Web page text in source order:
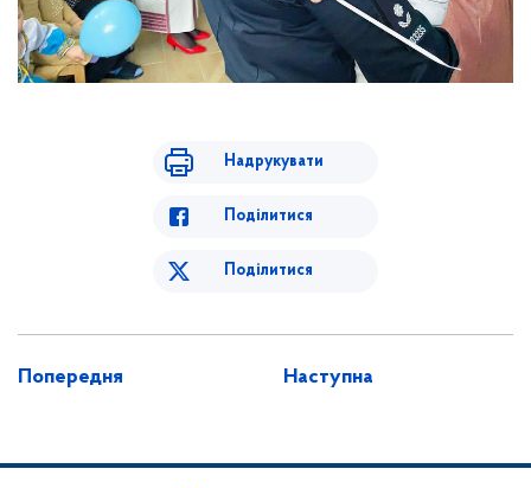
Надрукувати
Поділитися
Поділитися
Попередня Наступна